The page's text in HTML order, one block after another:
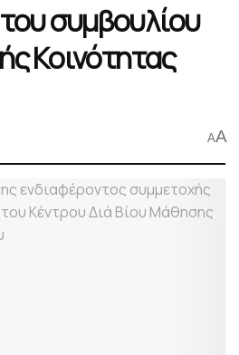
συμβουλίου
Κοινότητας
AA